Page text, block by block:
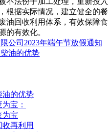
根据实际情况，建立健全的餐
油回收利用体系，有效保障食
的有效化。
公司2023年端午节放假通知
油的优势
油的优势
宝：
为宝
再利用